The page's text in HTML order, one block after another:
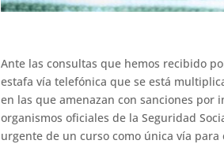
Ante las consultas que hemos recibido
estafa vía telefónica que se está
en las que amenazan con sanciones
organismos oficiales de la Seguridad
urgente de un curso como única vía